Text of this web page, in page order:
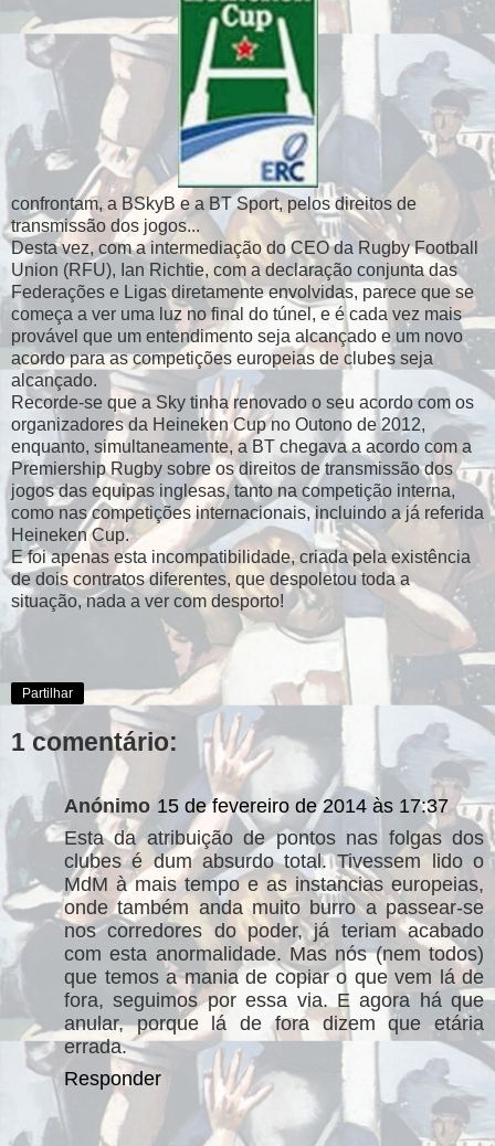
confrontam, a BSkyB e a BT Sport, pelos direitos de
transmissão dos jogos...
Desta vez, com a intermediação do CEO da Rugby Football
Union (RFU), Ian Richtie, com a declaração conjunta das
Federações e Ligas diretamente envolvidas, parece que se
começa a ver uma luz no final do túnel, e é cada vez mais
provável que um entendimento seja alcançado e um novo
acordo para as competições europeias de clubes seja
alcançado.
Recorde-se que a Sky tinha renovado o seu acordo com os
organizadores da Heineken Cup no Outono de 2012,
enquanto, simultaneamente, a BT chegava a acordo com a
Premiership Rugby sobre os direitos de transmissão dos
jogos das equipas inglesas, tanto na competição interna,
como nas competições internacionais, incluindo a já referida
Heineken Cup.
E foi apenas esta incompatibilidade, criada pela existência
de dois contratos diferentes, que despoletou toda a
situação, nada a ver com desporto!
Partilhar
1 comentário:
Anónimo 15 de fevereiro de 2014 às 17:37
Esta da atribuição de pontos nas folgas dos
clubes é dum absurdo total. Tivessem lido o
MdM à mais tempo e as instancias europeias,
onde também anda muito burro a passear-se
nos corredores do poder, já teriam acabado
com esta anormalidade. Mas nós (nem todos)
que temos a mania de copiar o que vem lá de
fora, seguimos por essa via. E agora há que
anular, porque lá de fora dizem que etária
errada.
Responder